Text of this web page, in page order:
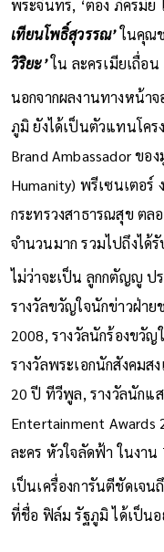
พระจันทร์, ‘ตอง ภัครมัย
เทียนโพธิ์สุวรรณ’ในคุณ
วิริยะ’ใน ละครเมียเถื่อ
นอกจากผลงานทางหน้า
ภูมิ ยังได้เป็นตัวแทนโคร
Brand Ambassador ข
Humanity) พรีเซนเตอร์
กระทรวงสาธารณสุข ต
จำนวนมาก รวมไปถึงได้
ไม่ว่าจะเป็น ลูกกตัญญู ป
รางวัลขวัญใจนักข่าวฝ่าย
2008, รางวัลนักร้องขวัญ
รางวัลพระเอกนักสังคมส
20 ปี ทีวีพูล, รางวัลนักแส
Entertainment Awards
ละคร หัวใจลัดฟ้า ในงาน
เป็นเครื่องการันตีชัดเจน
ที่ชื่อ ฟิล์ม รัฐภูมิ ได้เป็นอ